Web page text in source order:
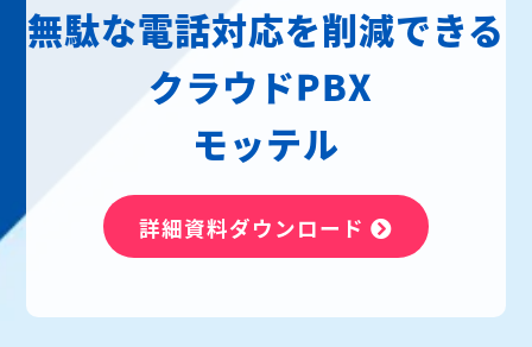
無駄な電話対応を削減できる
クラウドPBX
モッテル
詳細資料ダウンロード